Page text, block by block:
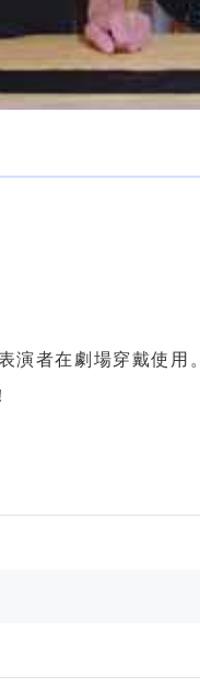
者在劇場穿戴使用。